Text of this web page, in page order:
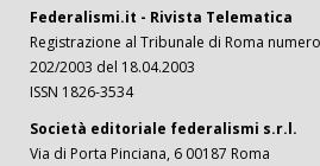
Federalismi.it - Rivista Telematica
Registrazione al Tribunale di Roma numero
202/2003 del 18.04.2003
ISSN 1826-3534
Società editoriale federalismi s.r.l.
Via di Porta Pinciana, 6 00187 Roma